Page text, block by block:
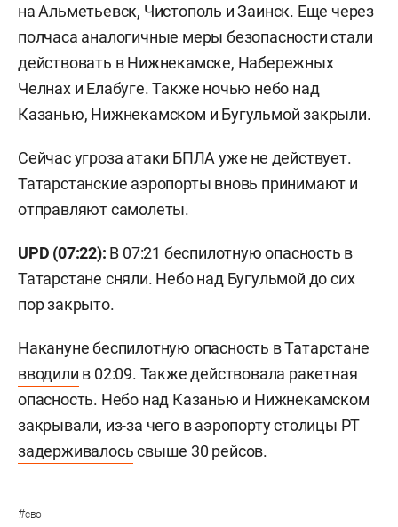
на Альметьевск, Чистополь и Заинск. Еще через
полчаса аналогичные меры безопасности стали
действовать в Нижнекамске, Набережных
Челнах и Елабуге. Также ночью небо над
Казанью, Нижнекамском и Бугульмой закрыли.
Сейчас угроза атаки БПЛА уже не действует.
Татарстанские аэропорты вновь принимают и
отправляют самолеты.
UPD (07:22): В 07:21 беспилотную опасность в
Татарстане сняли. Небо над Бугульмой до сих
пор закрыто.
Накануне беспилотную опасность в Татарстане
вводили в 02:09. Также действовала ракетная
опасность. Небо над Казанью и Нижнекамском
закрывали, из-за чего в аэропорту столицы РТ
задерживалосьсвыше 30 рейсов.
#сво